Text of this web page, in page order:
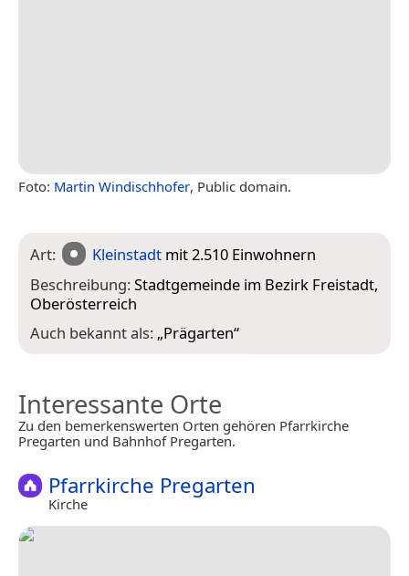
Foto: Martin Windischhofer, Public domain.
Art: Kleinstadt mit 2.510 Einwohnern
Beschreibung:Stadtgemeinde im Bezirk Freistadt,
Oberösterreich
Auch bekannt als: „Prägarten“
Interessante Orte
Zu den bemerkenswerten Orten gehören Pfarrkirche
Pregarten und Bahnhof Pregarten.
Pfarrkirche Pregarten
Kirche